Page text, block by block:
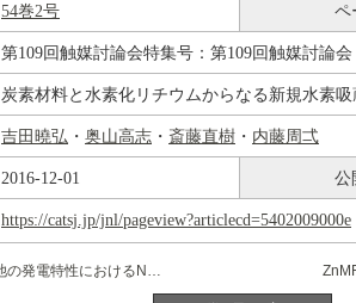
54巻2号 ペ
第109回触媒討論会特集号：第109回触媒討論会
炭素材料と水素化リチウムからなる新規水素
吉田曉弘 ・ 奥山高志 ・ 斎藤直樹 ・ 内藤周弌
2016-12-01 公
https://catsj.jp/jnl/pageview?articlecd=5402009000e
固体酸化物形燃料電池の発電特性におけるNi/SDCアノードのNi粒子径の影響